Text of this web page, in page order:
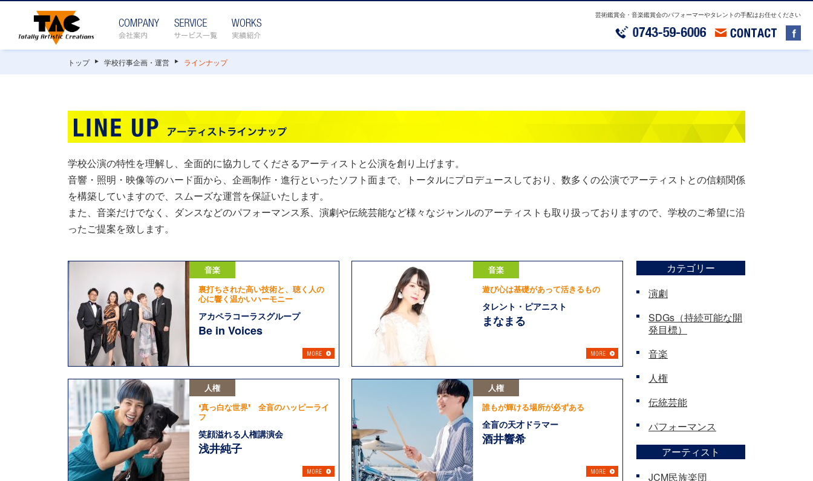
芸術鑑賞会・音楽鑑賞会のパフォーマーやタレントの手配はお任せください
トップ 学校行事企画・運営 ラインナップ
学校公演の特性を理解し、全面的に協力してくださるアーティストと公演を創り上げます。
音響・照明・映像等のハード面から、企画制作・進行といったソフト面まで、トータルにプロデュースしており、数多くの公演でアーティストとの信頼関係
を構築していますので、スムーズな運営を保証いたします。
また、音楽だけでなく、ダンスなどのパフォーマンス系、演劇や伝統芸能など様々なジャンルのアーティストも取り扱っておりますので、学校のご希望に沿
ったご提案を致します。
音楽
裏打ちされた高い技術と、聴く人の
心に響く温かいハーモニー
アカペラコーラスグループ
Be in Voices
音楽
遊び心は基礎があって活きるもの
タレント・ピアニスト
まなまる
人権
❛真っ白な世界❜ 全盲のハッピーライ
フ
笑顔溢れる人権講演会
浅井純子
人権
誰もが輝ける場所が必ずある
全盲の天才ドラマー
酒井響希
カテゴリー
演劇
SDGs（持続可能な開
発目標）
音楽
人権
伝統芸能
パフォーマンス
アーティスト
JCM民族楽団